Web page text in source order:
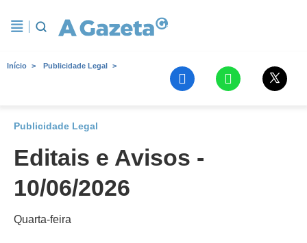
Início Publicidade Legal
Publicidade Legal
Editais e Avisos -
10/06/2026
Quarta-feira